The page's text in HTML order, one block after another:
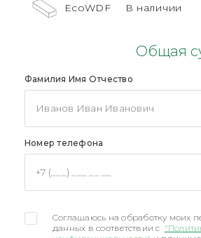
EcoWDF В наличии
Общая
Фамилия Имя Отчество
Номер телефона
Соглашаюсь на обработку моих
данных в соответствии с